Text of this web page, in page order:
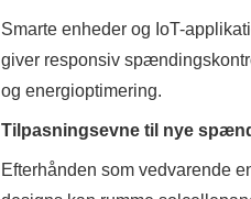
Smarte enheder og IoT-
giver responsiv
og energioptimering.
Tilpasningsevne til nye
Efterhånden som vedvarende